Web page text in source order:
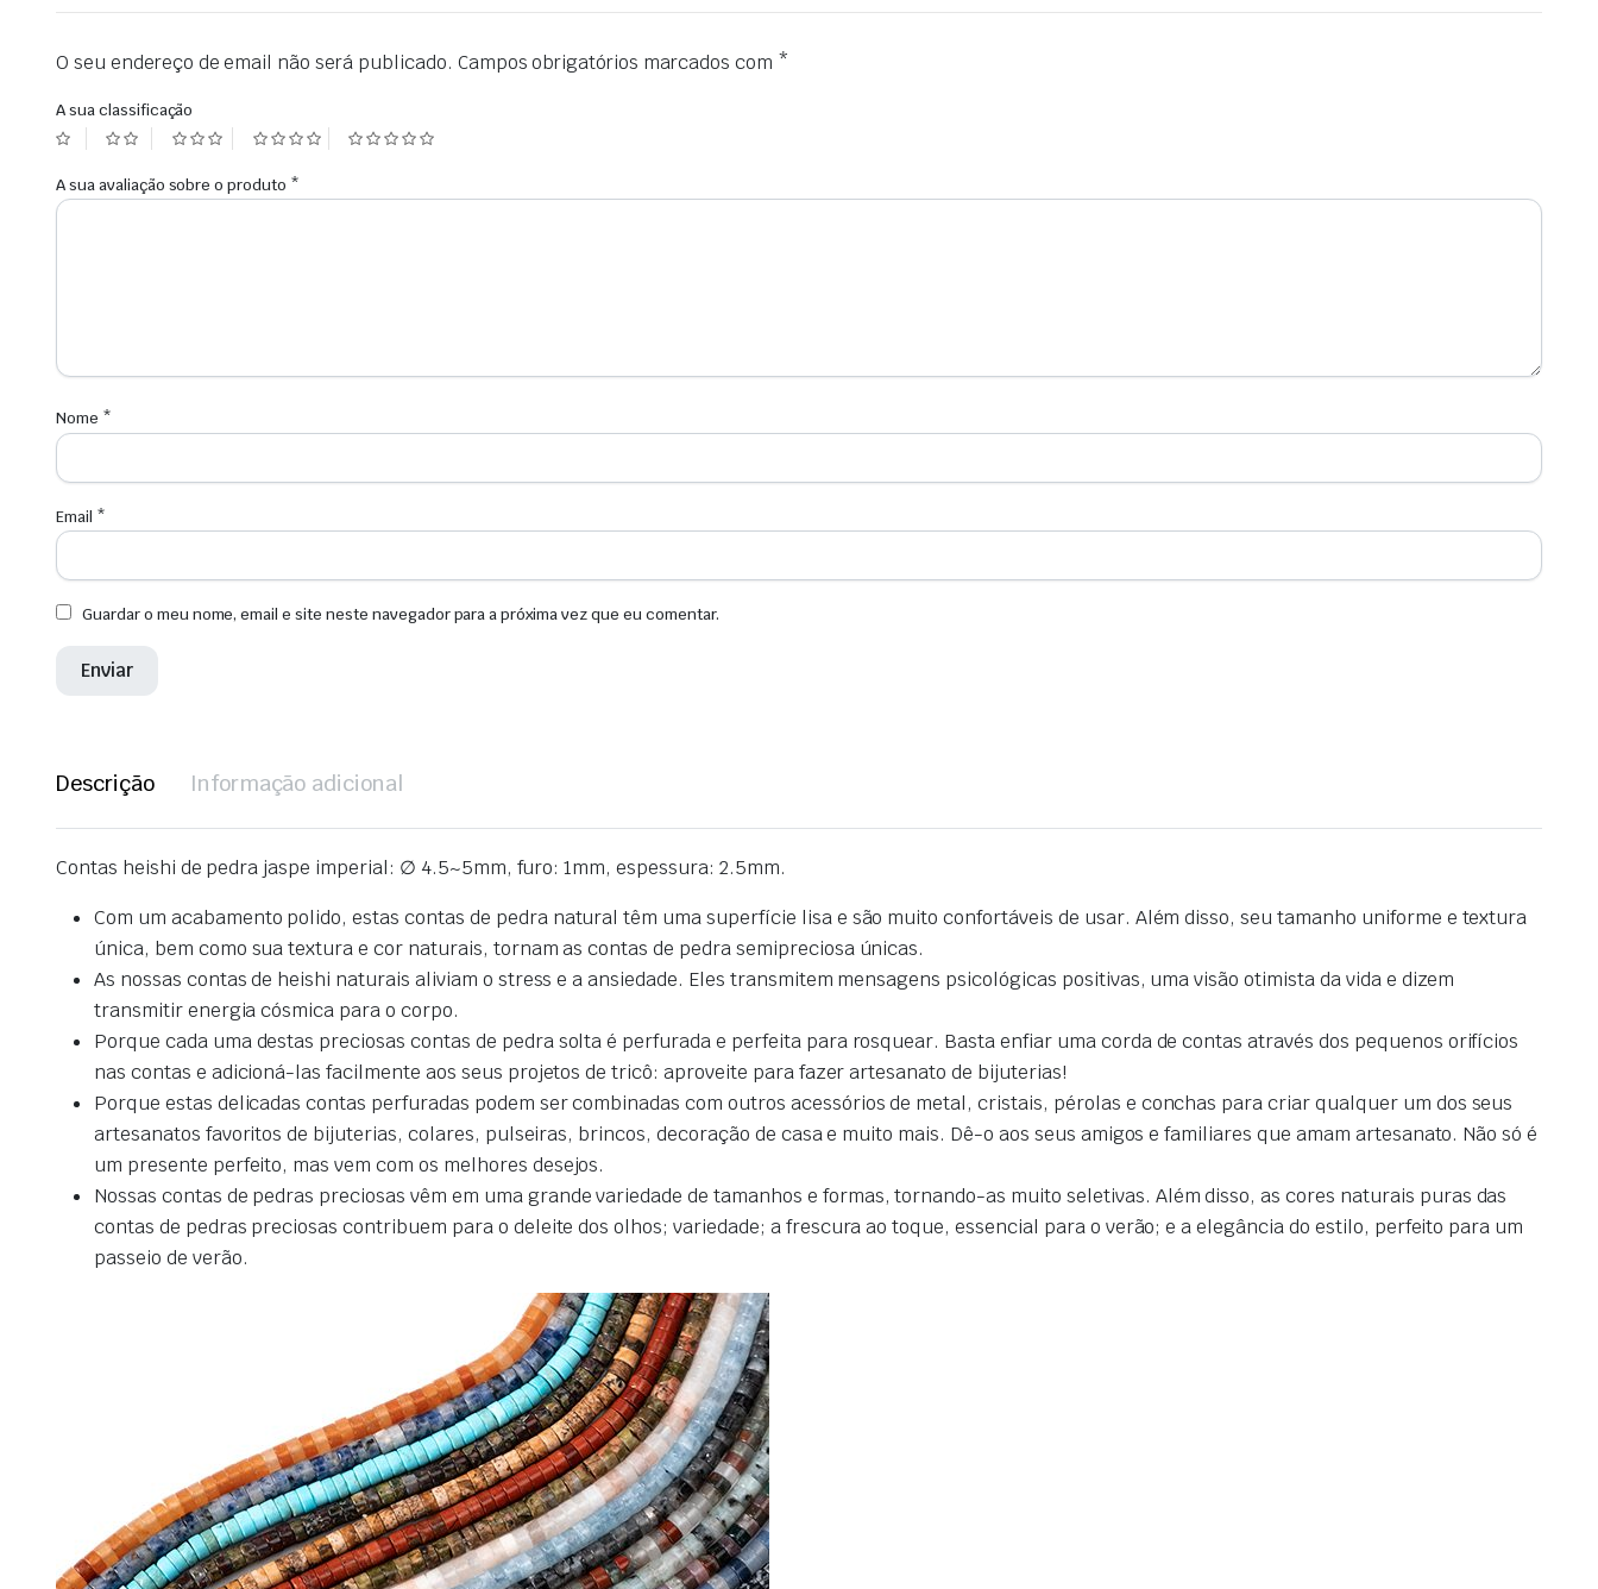
O seu endereço de email não será publicado. Campos obrigatórios marcados com *
A sua classificação
A sua avaliação sobre o produto *
Nome *
Email *
Guardar o meu nome, email e site neste navegador para a próxima vez que eu comentar.
Descrição Informação adicional
Contas heishi de pedra jaspe imperial: ∅ 4.5~5mm, furo: 1mm, espessura: 2.5mm.
Com um acabamento polido, estas contas de pedra natural têm uma superfície lisa e são muito confortáveis de usar. Além disso, seu tamanho uniforme e textura
única, bem como sua textura e cor naturais, tornam as contas de pedra semipreciosa únicas.
As nossas contas de heishi naturais aliviam o stress e a ansiedade. Eles transmitem mensagens psicológicas positivas, uma visão otimista da vida e dizem
transmitir energia cósmica para o corpo.
Porque cada uma destas preciosas contas de pedra solta é perfurada e perfeita para rosquear. Basta enfiar uma corda de contas através dos pequenos orifícios
nas contas e adicioná-las facilmente aos seus projetos de tricô: aproveite para fazer artesanato de bijuterias!
Porque estas delicadas contas perfuradas podem ser combinadas com outros acessórios de metal, cristais, pérolas e conchas para criar qualquer um dos seus
artesanatos favoritos de bijuterias, colares, pulseiras, brincos, decoração de casa e muito mais. Dê-o aos seus amigos e familiares que amam artesanato. Não só é
um presente perfeito, mas vem com os melhores desejos.
Nossas contas de pedras preciosas vêm em uma grande variedade de tamanhos e formas, tornando-as muito seletivas. Além disso, as cores naturais puras das
contas de pedras preciosas contribuem para o deleite dos olhos; variedade; a frescura ao toque, essencial para o verão; e a elegância do estilo, perfeito para um
passeio de verão.